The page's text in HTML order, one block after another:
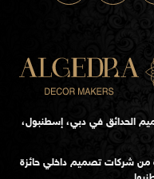
الحدائق في دبي، إسطنبول،
شركات تصميم داخلي حائزة